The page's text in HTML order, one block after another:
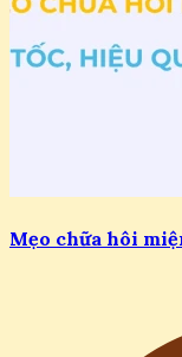
Mẹo chữa hôi